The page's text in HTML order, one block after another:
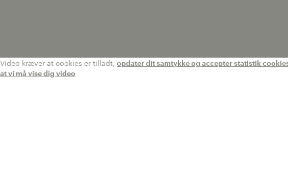
Video kræver at cookies er tilladt, opdater dit samtykke og accepter statistik
at vi må vise dig video